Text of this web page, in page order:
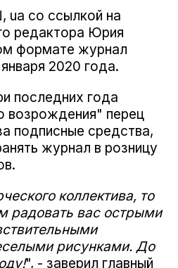
ua со ссылкой на
редактора Юрия
формате журнал
2020 года.
последних года
возрождения" перец
подписные средства,
журнал в розницу
коллектива, то
радовать вас острыми
рисунками. До
", - заверил главный